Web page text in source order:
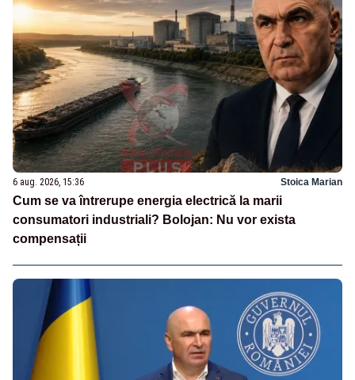
6 aug. 2026, 15:36 Stoica Marian
Cum se va întrerupe energia electrică la marii
consumatori industriali? Bolojan: Nu vor exista
compensații